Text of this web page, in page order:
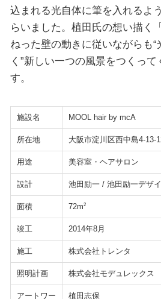
込まれる光自体に筆を入れるよ
らいました。植田氏の想い描く
ねった壁の動きに従いながらも
く”新しい一つの風景をつくっ
す。
施設名 MOOL hair by mcA
所在地 大阪市淀川区西中島4-13-
用途 美容室・ヘアサロン
設計 池田励一 / 池田励一デザ
面積 72m2
竣工 2014年8月
施工 株式会社トレンタ
照明計画 株式会社モデュレックス
アートワー
植田志保